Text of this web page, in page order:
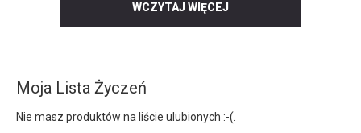
WCZYTAJ WIĘCEJ
Moja Lista Życzeń
Nie masz produktów na liście ulubionych :-(.